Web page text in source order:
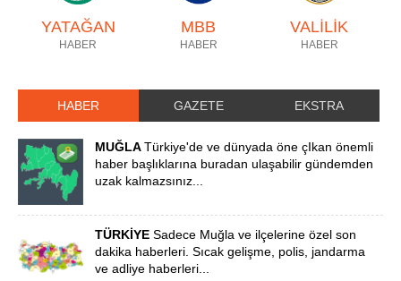
YATAĞAN
HABER
MBB
HABER
VALİLİK
HABER
HABER GAZETE EKSTRA
MUĞLATürkiye'de ve dünyada öne çIkan önemli
haber başlıklarına buradan ulaşabilir gündemden
uzak kalmazsınız...
TÜRKİYESadece Muğla ve ilçelerine özel son
dakika haberleri. Sıcak gelişme, polis, jandarma
ve adliye haberleri...